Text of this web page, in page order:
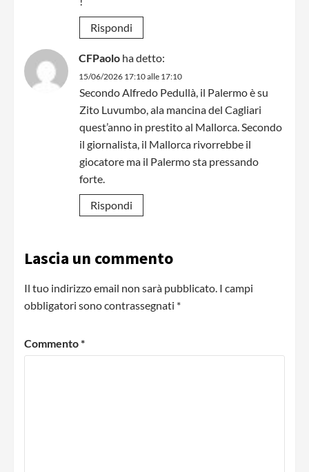
Rispondi
CFPaolo ha detto:
15/06/2026 17:10 alle 17:10
Secondo Alfredo Pedullà, il Palermo è su
Zito Luvumbo, ala mancina del Cagliari
quest’anno in prestito al Mallorca. Secondo
il giornalista, il Mallorca rivorrebbe il
giocatore ma il Palermo sta pressando
forte.
Rispondi
Lascia un commento
Il tuo indirizzo email non sarà pubblicato. I campi
obbligatori sono contrassegnati *
Commento*